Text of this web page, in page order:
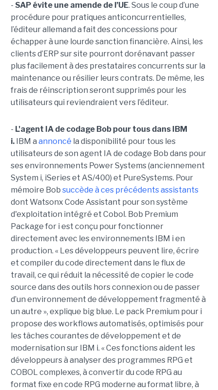
- SAP évite une amende de l’UE. Sous le coup d’une
procédure pour pratiques anticoncurrentielles,
l’éditeur allemand a fait des concessions pour
échapper à une lourde sanction financière. Ainsi, les
clients d’ERP sur site pourront dorénavant passer
plus facilement à des prestataires concurrents sur la
maintenance ou résilier leurs contrats. De même, les
frais de réinscription seront supprimés pour les
utilisateurs qui reviendraient vers l’éditeur.
- L'agent IA de codage Bob pour tous dans IBM
i.IBM a annoncé la disponibilité pour tous les
utilisateurs de son agent IA de codage Bob dans pour
ses environnements Power Systems (anciennement
System i, iSeries et AS/400) et PureSystems. Pour
mémoire Bob succède à ces précédents assistants
dont Watsonx Code Assistant pour son système
d'exploitation intégré et Cobol. Bob Premium
Package for i est conçu pour fonctionner
directement avec les environnements IBM i en
production. « Les développeurs peuvent lire, écrire
et compiler du code directement dans le flux de
travail, ce qui réduit la nécessité de copier le code
source dans des outils hors connexion ou de passer
d’un environnement de développement fragmenté à
un autre », explique big blue. Le pack Premium pour i
propose des workflows automatisés, optimisés pour
les tâches courantes de développement et de
modernisation sur IBM i. « Ces fonctions aident les
développeurs à analyser des programmes RPG et
COBOL complexes, à convertir du code RPG au
format fixe en code RPG moderne au format libre, à